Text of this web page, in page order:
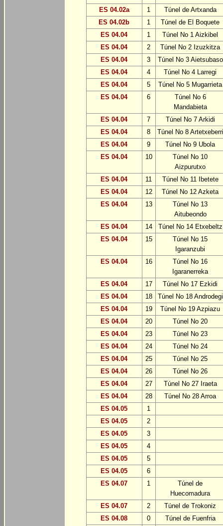
ES 04.02a
1
Túnel de Artxanda
ES 04.02b
1
Túnel de El Boquete
ES 04.04
1
Túnel No 1 Aizkibel
ES 04.04
2
Túnel No 2 Izuzkitza
ES 04.04
3
Túnel No 3 Aietsubaso
ES 04.04
4
Túnel No 4 Larregi
ES 04.04
5
Túnel No 5 Mugarrieta
ES 04.04
6
Túnel No 6
Mandabieta
ES 04.04
7
Túnel No 7 Arkidi
ES 04.04
8
Túnel No 8 Artetxeberri
ES 04.04
9
Túnel No 9 Ubola
ES 04.04
10
Túnel No 10
Aizpurutxo
ES 04.04
11
Túnel No 11 Ibetete
ES 04.04
12
Túnel No 12 Azketa
ES 04.04
13
Túnel No 13
Aitubeondo
ES 04.04
14
Túnel No 14 Etxebeltz
ES 04.04
15
Túnel No 15
Igaranzubi
ES 04.04
16
Túnel No 16
Igaranerreka
ES 04.04
17
Túnel No 17 Ezkidi
ES 04.04
18
Túnel No 18 Androdegi
ES 04.04
19
Túnel No 19 Azpiazu
ES 04.04
20
Túnel No 20
ES 04.04
23
Túnel No 23
ES 04.04
24
Túnel No 24
ES 04.04
25
Túnel No 25
ES 04.04
26
Túnel No 26
ES 04.04
27
Túnel No 27 Iraeta
ES 04.04
28
Túnel No 28 Arroa
ES 04.05
1
ES 04.05
2
ES 04.05
3
ES 04.05
4
ES 04.05
5
ES 04.05
6
ES 04.07
1
Túnel de
Huecomadura
ES 04.07
2
Túnel de Trokoniz
ES 04.08
0
Túnel de Fuenfria